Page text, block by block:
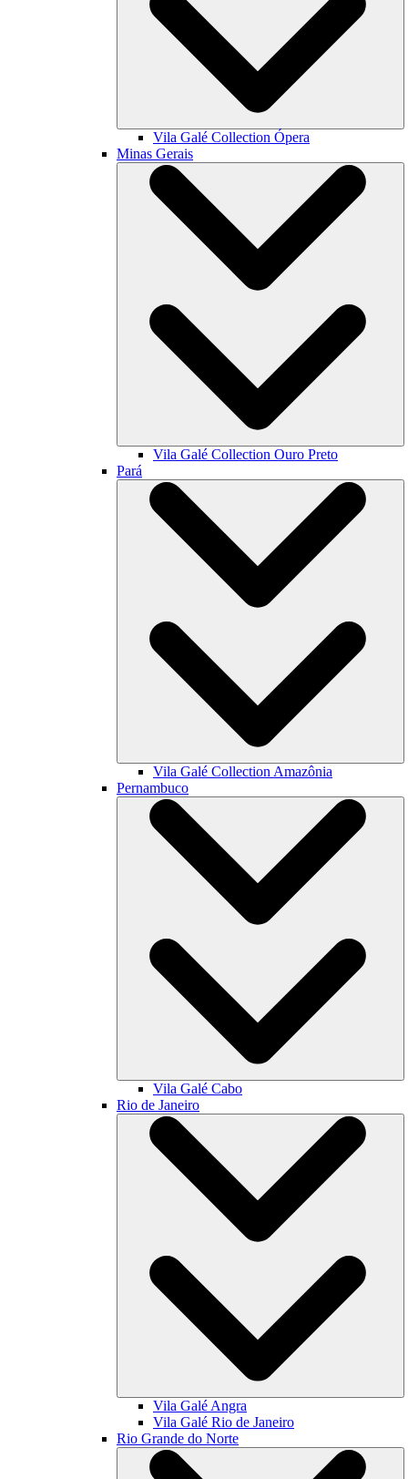
Vila Galé Collection Ópera
Minas Gerais
Vila Galé Collection Ouro Preto
Pará
Vila Galé Collection Amazônia
Pernambuco
Vila Galé Cabo
Rio de Janeiro
Vila Galé Angra
Vila Galé Rio de Janeiro
Rio Grande do Norte